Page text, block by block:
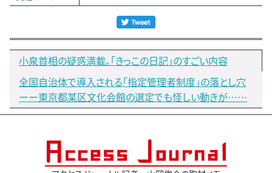
小泉首相の疑惑満載。「きっこの日記」のすごい内容
全国自治体で導入される「指定管理者制度」の落とし穴
ーー東京都某区文化会館の選定でも怪しい動きが……